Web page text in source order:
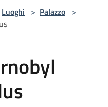
Luoghi > Palazzo >